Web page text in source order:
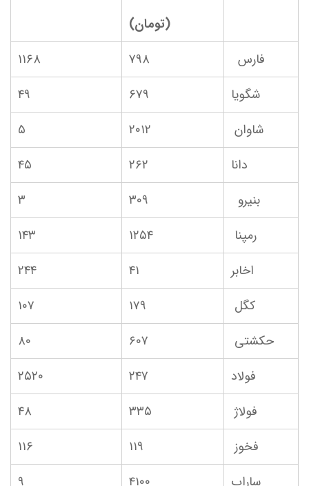
(تومان)
فارس ۷۹۸
۱۱۶۸
شگویا
۶۷۹
۴۹
شاوان
۲۰۱۲
۵
دانا
۲۶۲
۴۵
بنیرو
۳۰۹
۳
رمپنا
۱۲۵۴
۱۴۳
اخابر
۴۱
۲۴۴
کگل
۱۷۹
۱۰۷
حکشتی‌
۶۰۷
فولاد
۲۴۷
۲۵۲۰
فولاژ
۳۳۵
۴۸
فخوز
۱۱۹
۱۱۶
ساراب
۴۱۰۰ ۹